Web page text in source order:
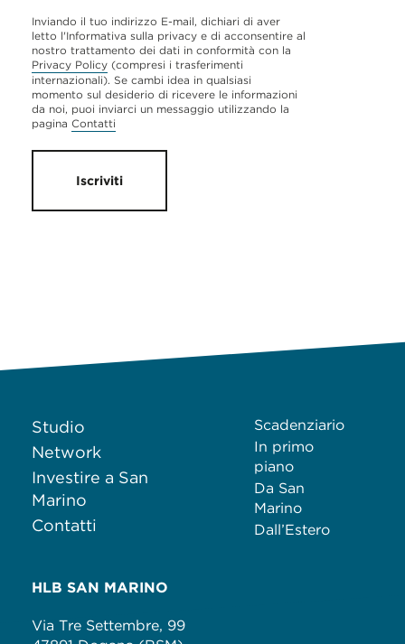
Inviando il tuo indirizzo E-mail, dichiari di aver
letto l'Informativa sulla privacy e di acconsentire al
nostro trattamento dei dati in conformità con la
Privacy Policy (compresi i trasferimenti
internazionali). Se cambi idea in qualsiasi
momento sul desiderio di ricevere le informazioni
da noi, puoi inviarci un messaggio utilizzando la
pagina Contatti
Iscriviti
Studio
Network
Investire a San
Marino
Contatti
Scadenziario
In primo
piano
Da San
Marino
Dall’Estero
HLB SAN MARINO
Via Tre Settembre, 99